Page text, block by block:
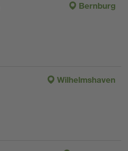
Bernburg
Wilhelmshaven